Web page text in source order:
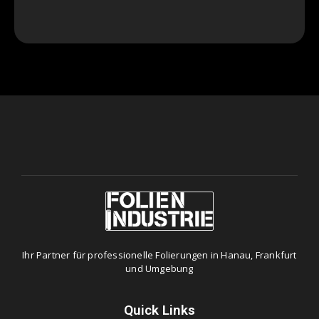
Ihr Partner für professionelle Folierungen in Hanau, Frankfurt
und Umgebung
Quick Links